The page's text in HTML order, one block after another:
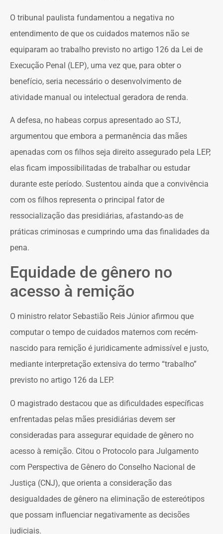
O tribunal paulista fundamentou a negativa no
entendimento de que os cuidados maternos não se
equiparam ao trabalho previsto no artigo 126 da Lei de
Execução Penal (LEP), uma vez que, para obter o
benefício, seria necessário o desenvolvimento de
atividade manual ou intelectual geradora de renda.
A defesa, no habeas corpus apresentado ao STJ,
argumentou que embora a permanência das mães
apenadas com os filhos seja direito assegurado pela LEP,
elas ficam impossibilitadas de trabalhar ou estudar
durante este período. Sustentou ainda que a convivência
com os filhos representa o principal fator de
ressocialização das presidiárias, afastando-as de
práticas criminosas e cumprindo uma das finalidades da
pena.
Equidade de gênero no
acesso à remição
O ministro relator Sebastião Reis Júnior afirmou que
computar o tempo de cuidados maternos com recém-
nascido para remição é juridicamente admissível e justo,
mediante interpretação extensiva do termo “trabalho”
previsto no artigo 126 da LEP.
O magistrado destacou que as dificuldades específicas
enfrentadas pelas mães presidiárias devem ser
consideradas para assegurar equidade de gênero no
acesso à remição. Citou o Protocolo para Julgamento
com Perspectiva de Gênero do Conselho Nacional de
Justiça (CNJ), que orienta a consideração das
desigualdades de gênero na eliminação de estereótipos
que possam influenciar negativamente as decisões
judiciais.